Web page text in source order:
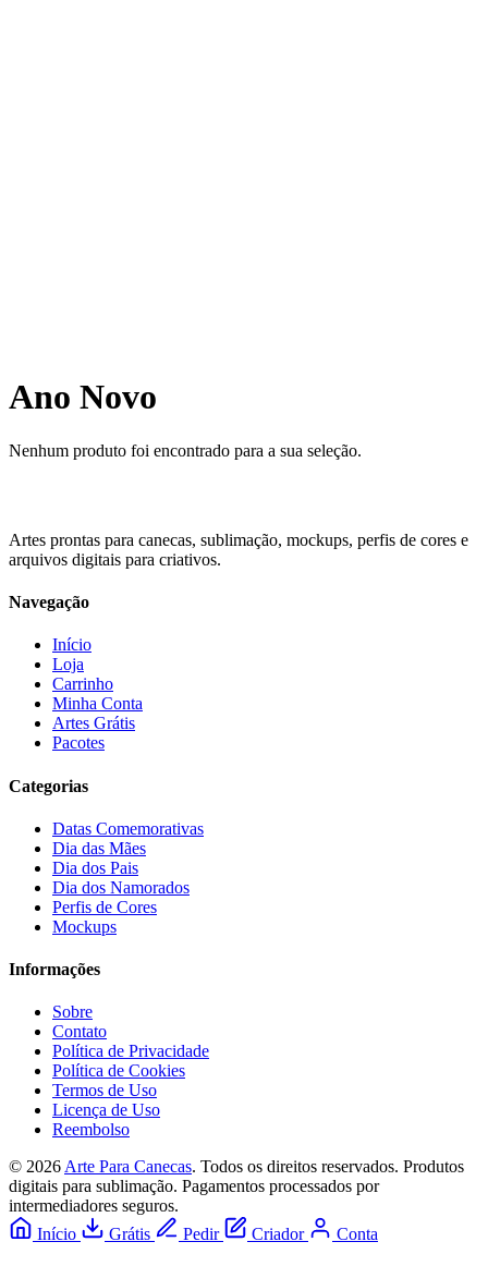
Ano Novo
Nenhum produto foi encontrado para a sua seleção.
Artes prontas para canecas, sublimação, mockups, perfis de cores e
arquivos digitais para criativos.
Navegação
Início
Loja
Carrinho
Minha Conta
Artes Grátis
Pacotes
Categorias
Datas Comemorativas
Dia das Mães
Dia dos Pais
Dia dos Namorados
Perfis de Cores
Mockups
Informações
Sobre
Contato
Política de Privacidade
Política de Cookies
Termos de Uso
Licença de Uso
Reembolso
© 2026Arte Para Canecas. Todos os direitos reservados. Produtos
digitais para sublimação. Pagamentos processados por
intermediadores seguros.
Início
Grátis Pedir Criador Conta